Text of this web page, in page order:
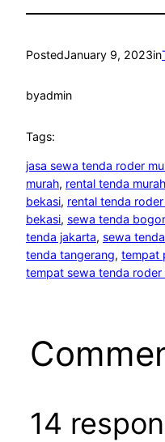
PostedJanuary 9, 2023in
byadmin
Tags:
jasa sewa tenda roder
murah, rental tenda
bekasi, rental tenda
bekasi, sewa tenda bogor
tenda jakarta, sewa
tenda tangerang, tempat
tempat sewa tenda roder
14